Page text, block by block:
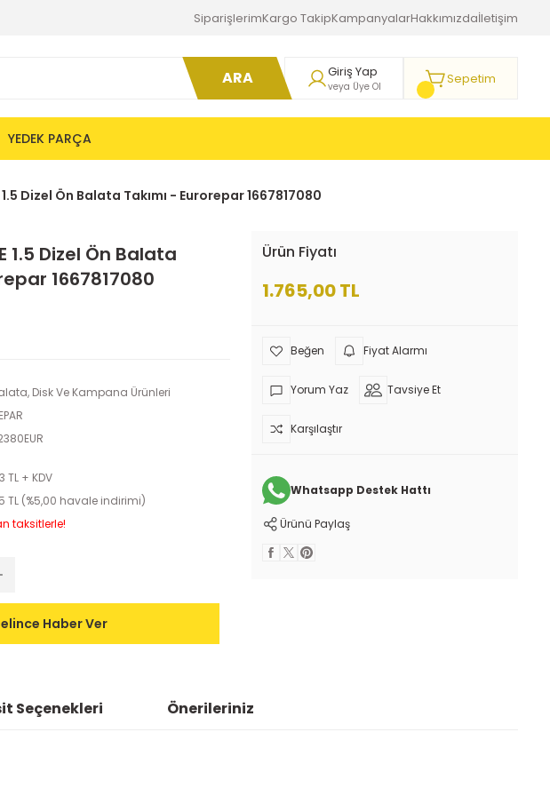
SiparişlerimKargo TakipKampanyalarHakkımızdaİletişim
ARA Giriş Yap
veya Üye Ol Sepetim
YEDEK PARÇA
Dizel Ön Balata Takımı - Eurorepar 1667817080
1.5 Dizel Ön Balata
1667817080
Disk Ve Kampana Ürünleri
TL + KDV
TL (%5,00 havale indirimi)
taksitlerle!
Haber Ver
Ürün Fiyatı
1.765,00 TL
Fiyat Alarmı
Yorum Yaz Tavsiye Et
Karşılaştır
Whatsapp Destek Hattı
Ürünü Paylaş
Seçenekleri Önerileriniz